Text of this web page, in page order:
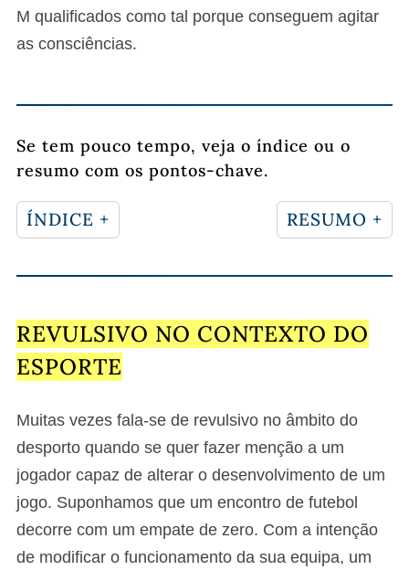
M qualificados como tal porque conseguem agitar
as consciências.
Se tem pouco tempo, veja o índice ou o
resumo com os pontos-chave.
ÍNDICE + RESUMO +
REVULSIVO NO CONTEXTO DO
ESPORTE
Muitas vezes fala-se de revulsivo no âmbito do
desporto quando se quer fazer menção a um
jogador capaz de alterar o desenvolvimento de um
jogo. Suponhamos que um encontro de futebol
decorre com um empate de zero. Com a intenção
de modificar o funcionamento da sua equipa, um